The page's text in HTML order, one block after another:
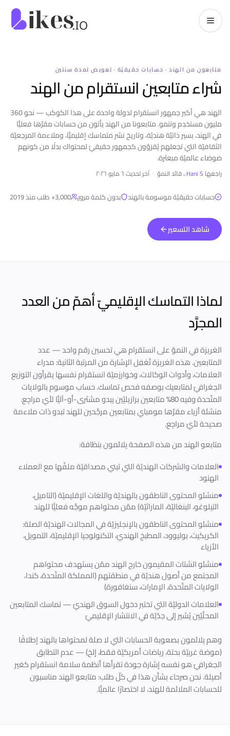
تخطّي إلى المحتوى
متابعون من الهند · حسابات حقيقيّة · تعويض لمدة سنتين
شراء متابعين انستقرام من الهند
الهند هي أكبر جمهور انستقرام لدولة واحدة على هذا الكوكب — نحو 360
مليون مستخدِم وتنمو. متابعونا من الهند يأتون من حسابات مقرّها فعليًّا
في الهند، بسير ذاتيّة هنديّة، وتاريخ نشر متماسك إقليميًّا، وملاءمة المرجعيّة
الثقافيّة التي تجعلهم يُقرَؤون كجمهور حقيقيّ لمحتواك بدلًا من كونهم
ضوضاء عالميّة مبعثرة.
راجَعَهَا Hani S. ، قائد النموّ · آخر تحديث٦ مايو ٢٠٢٦
حسابات حقيقيّة موسومة بالهند بدون كلمة مرور 3,000+ طلب منذ 2019
شاهد التسعير
لماذا التماسك الإقليميّ أهمّ من العدد
المجرَّد
الغريزة في النموّ على انستقرام هي تحسين رقم واحد — عدد
المتابعين. هذه الغريزة تُغفِل الإشارة من المرتبة الثانية: مدراء
العلامات، وأدوات الوكالات، وخوارزميّة انستقرام نفسها يقرأون التوزيع
الجغرافيّ لمتابعيك بوصفه فحص تماسك. حساب موسوم بالولايات
المتّحدة وفيه 80% متابعين برازيليّين يبدو مشتَرى-أو-آليًّا لأيّ مراجِع.
منشئة أزياء مقرّها مومباي بمتابعين مرجَّحين للهند تبدو ذات ملاءمة
صحيحة لأيّ مراجِع.
متابعو الهند من هذه الصفحة يلائمون بنظافة:
العلامات والشركات الهنديّة التي تبني مصداقيّة ملفّها مع العملاء
الهنود
منشئو المحتوى الناطقون بالهنديّة واللغات الإقليميّة (التاميل،
التيلوغو، البنغاليّة، الماراثيّة) ممّن محتواهم موجَّه فعليًّا للهند
منشئو المحتوى الناطقون بالإنجليزيّة في المجالات الهنديّة الصلة:
الكريكيت، بوليوود، المطبخ الهنديّ، التكنولوجيا الإقليميّة، التمويل،
الأزياء
منشئو الشتات المقيمون خارج الهند ممّن يستهدف محتواهم
المجتمع من أصول هنديّة في منطقتهم (المملكة المتّحدة، كندا،
الولايات المتّحدة، الإمارات، سنغافورة)
العلامات الدوليّة التي تختبر دخول السوق الهنديّ — تماسك المتابعين
المحلّيّين يُشير إلى جدّيّة في الانتشار الإقليميّ
وهم يلائمون بصعوبة الحسابات التي لا صلة لمحتواها بالهند إطلاقًا
(موضة غربيّة بحتة، رياضات أمريكيّة فقط، إلخ) — عدم التطابق
الجغرافيّ هو نفسه إشارة جودة تقرأها أنظمة سلامة انستقرام كغير
أصيلة. نحن صرحاء بشأن هذا في كلّ طلب: متابعو الهند مناسبون
للحسابات الملائمة للهند، لا اختصارًا عالميًّا.